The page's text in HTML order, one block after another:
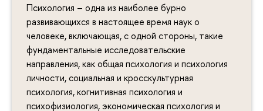
Психология – одна из наиболее бурно
развивающихся в настоящее время наук о
человеке, включающая, с одной стороны, такие
фундаментальные исследовательские
направления, как общая психология и психология
личности, социальная и кросскультурная
психология, когнитивная психология и
психофизиология, экономическая психология и